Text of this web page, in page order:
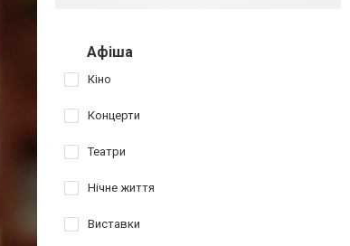
Афіша
Кіно
Концерти
Театри
Нічне життя
Виставки